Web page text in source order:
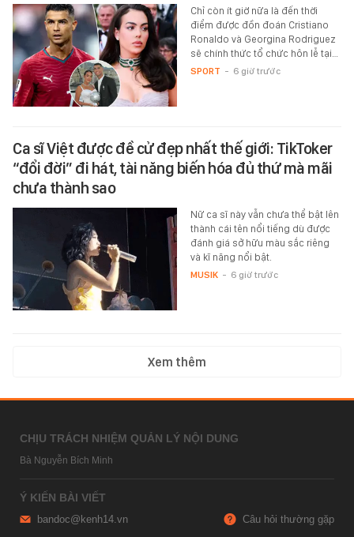
Chỉ còn ít giờ nữa là đến thời
điểm được đồn đoán Cristiano
Ronaldo và Georgina Rodriguez
sẽ chính thức tổ chức hôn lễ tại…
SPORT - 6 giờ trước
Ca sĩ Việt được đề cử đẹp nhất thế giới: TikToker
“đổi đời” đi hát, tài năng biến hóa đủ thứ mà mãi
chưa thành sao
Nữ ca sĩ này vẫn chưa thể bật lên
thành cái tên nổi tiếng dù được
đánh giá sở hữu màu sắc riêng
và kĩ năng nổi bật.
MUSIK - 6 giờ trước
Xem thêm
CHỊU TRÁCH NHIỆM QUẢN LÝ NỘI DUNG
Bà Nguyễn Bích Minh
Ý KIẾN BÀI VIẾT
bandoc@kenh14.vn Câu hỏi thường gặp